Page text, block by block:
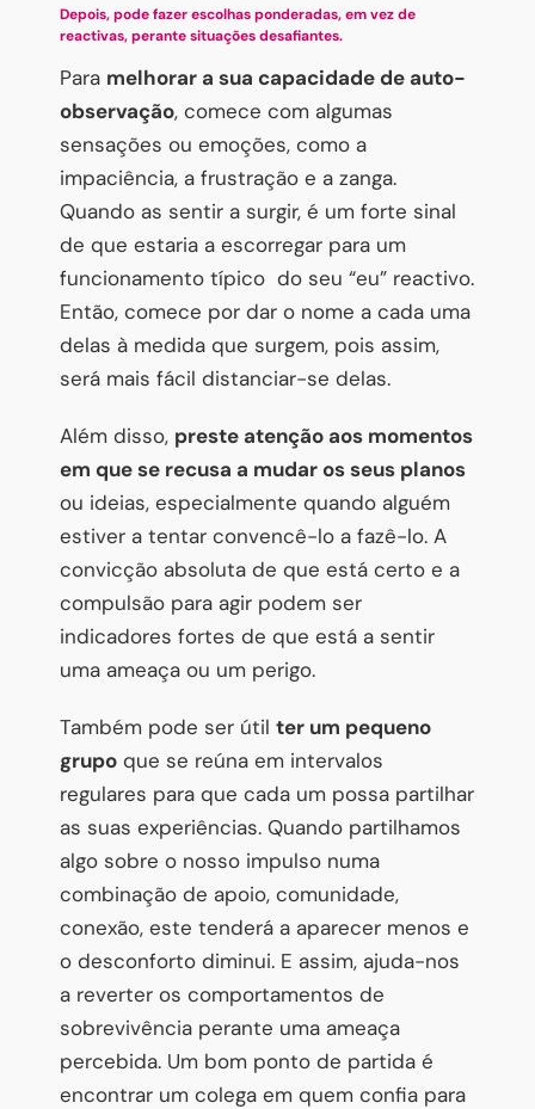
Depois, pode fazer escolhas ponderadas, em vez de
reactivas, perante situações desafiantes.
Para melhorar a sua capacidade de auto-
observação, comece com algumas
sensações ou emoções, como a
impaciência, a frustração e a zanga.
Quando as sentir a surgir, é um forte sinal
de que estaria a escorregar para um
funcionamento típico do seu “eu” reactivo.
Então, comece por dar o nome a cada uma
delas à medida que surgem, pois assim,
será mais fácil distanciar-se delas.
Além disso, preste atenção aos momentos
em que se recusa a mudar os seus planos
ou ideias, especialmente quando alguém
estiver a tentar convencê-lo a fazê-lo. A
convicção absoluta de que está certo e a
compulsão para agir podem ser
indicadores fortes de que está a sentir
uma ameaça ou um perigo.
Também pode ser útil ter um pequeno
grupo que se reúna em intervalos
regulares para que cada um possa partilhar
as suas experiências. Quando partilhamos
algo sobre o nosso impulso numa
combinação de apoio, comunidade,
conexão, este tenderá a aparecer menos e
o desconforto diminui. E assim, ajuda-nos
a reverter os comportamentos de
sobrevivência perante uma ameaça
percebida. Um bom ponto de partida é
encontrar um colega em quem confia para